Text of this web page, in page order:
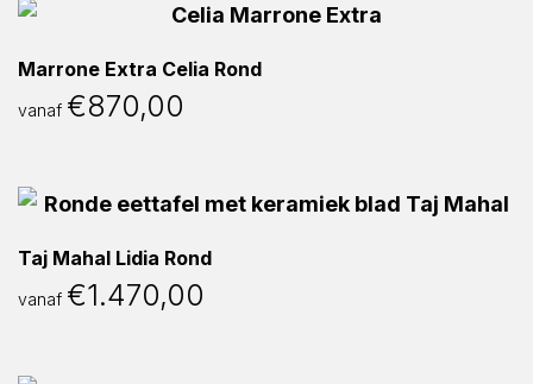
Marrone Extra Celia Rond
vanaf €870,00
Taj Mahal Lidia Rond
vanaf €1.470,00